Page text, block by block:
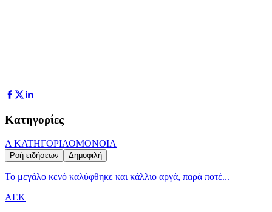
Κατηγορίες
Α ΚΑΤΗΓΟΡΙΑΟΜΟΝΟΙΑ
Ροή ειδήσεων Δημοφιλή
Το μεγάλο κενό καλύφθηκε και κάλλιο αργά, παρά ποτέ...
ΑΕΚ